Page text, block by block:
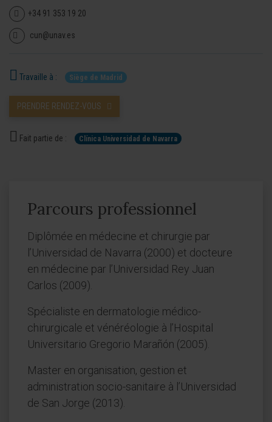
+34 91 353 19 20
cun@unav.es
Travaille à : Siège de Madrid
PRENDRE RENDEZ-VOUS
Fait partie de : Clínica Universidad de Navarra
Parcours professionnel
Diplômée en médecine et chirurgie par
l’Universidad de Navarra (2000) et docteure
en médecine par l’Universidad Rey Juan
Carlos (2009).
Spécialiste en dermatologie médico-
chirurgicale et vénéréologie à l’Hospital
Universitario Gregorio Marañón (2005).
Master en organisation, gestion et
administration socio-sanitaire à l’Universidad
de San Jorge (2013).